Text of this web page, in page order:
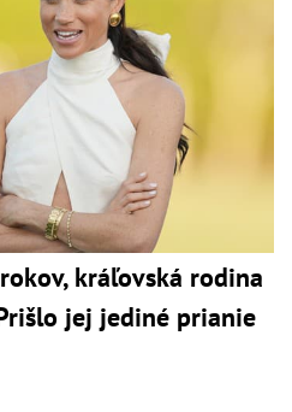
kráľovská rodina
jej jediné prianie